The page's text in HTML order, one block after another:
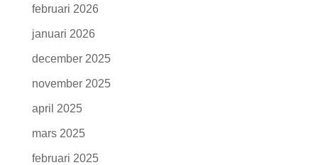
februari 2026
januari 2026
december 2025
november 2025
april 2025
mars 2025
februari 2025